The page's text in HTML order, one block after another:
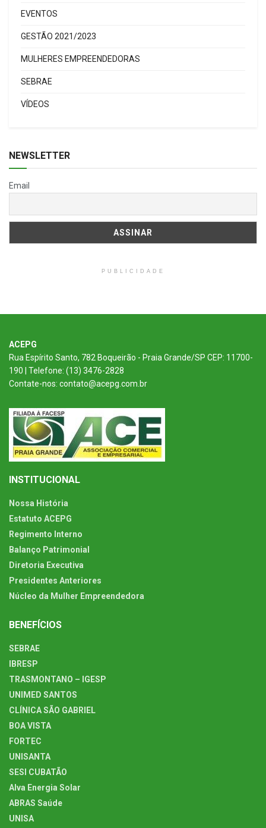
EVENTOS
GESTÃO 2021/2023
MULHERES EMPREENDEDORAS
SEBRAE
VÍDEOS
NEWSLETTER
Email
PUBLICIDADE
ACEPG
Rua Espírito Santo, 782 Boqueirão - Praia Grande/SP CEP: 11700-
190 | Telefone: (13) 3476-2828
Contate-nos: contato@acepg.com.br
INSTITUCIONAL
Nossa História
Estatuto ACEPG
Regimento Interno
Balanço Patrimonial
Diretoria Executiva
Presidentes Anteriores
Núcleo da Mulher Empreendedora
BENEFÍCIOS
SEBRAE
IBRESP
TRASMONTANO – IGESP
UNIMED SANTOS
CLÍNICA SÃO GABRIEL
BOA VISTA
FORTEC
UNISANTA
SESI CUBATÃO
Alva Energia Solar
ABRAS Saúde
UNISA